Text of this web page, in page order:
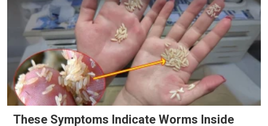
These Symptoms Indicate Worms Inside